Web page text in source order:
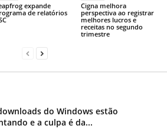
expande
de relatórios
Cigna melhora
perspectiva ao registrar
melhores lucros e
receitas no segundo
trimestre
do Windows estão
e a culpa é da...